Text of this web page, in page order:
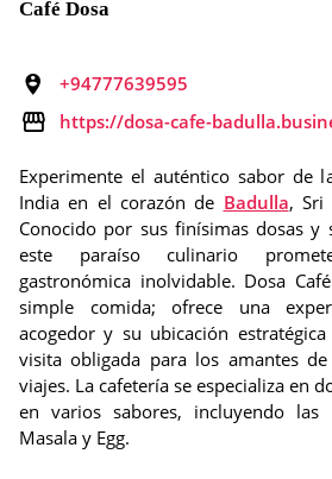
Café Dosa
+94777639595
https://dosa-cafe-
Experimente el auténtico sabor de
India en el corazón de Badulla, Sri
Conocido por sus finísimas dosas y
este paraíso culinario
gastronómica inolvidable. Dosa
simple comida; ofrece una
acogedor y su ubicación
visita obligada para los amantes
viajes. La cafetería se especializa en
en varios sabores, incluyendo las
Masala y Egg.